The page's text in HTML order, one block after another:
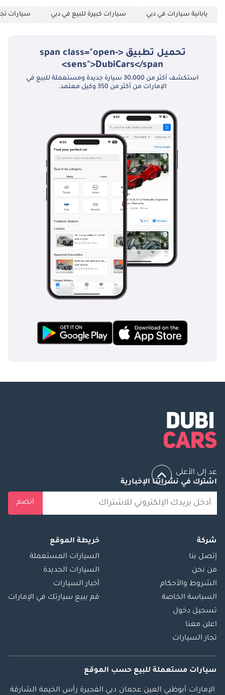
يابانية سيارات في دبي سيارات كبيرة للبيع في دبي سيارات
تحميل تطبيق <span class="open-
sens">DubiCars</span>
استكشف أكثر من 30،000 سيارة جديدة ومستعملة للبيع في
الإمارات من أكثر من 350 وكيل معتمد.
عد إلى الأعلى
اشترك في نشراتنا الإخبارية
انضم
شركة
إتصل بنا
من نحن
الشروط والأحكام
السياسة الخاصة
تسجيل دخول
اعلن معنا
تجار السيارات
خريطة الموقع
السيارات المستعملة
السيارات الجديدة
أخبار السيارات
قم ببيع سيارتك في الإمارات
سيارات مستعملة للبيع حسب الموقع
الإمارات أبوظبي العين عجمان دبي الفجيرة رأس الخيمة الشارقة